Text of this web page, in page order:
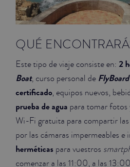
QUÉ
Este tipo de viaje consiste en: 2
Boat, curso personal de FlyBoard
certificado, equipos nuevos,
prueba de agua para tomar fotos
Wi-Fi gratuita para compartir las
por las cámaras impermeables e
herméticas para vuestros
comenzar a las 11:00, a las